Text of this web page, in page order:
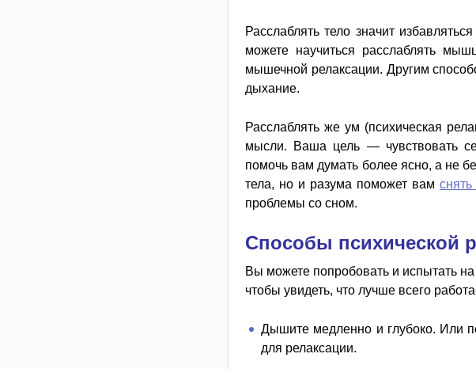
Расслаблять тело значит
можете научиться расслаблять
мышечной релаксации. Другим
дыхание.
Расслаблять же ум (психическая
мысли. Ваша цель — чувствовать
помочь вам думать более ясно, а не
тела, но и разума поможет вам снять
проблемы со сном.
Способы психической
Вы можете попробовать и испытать
чтобы увидеть, что лучше всего
Дышите медленно и глубоко. Или
для релаксации.